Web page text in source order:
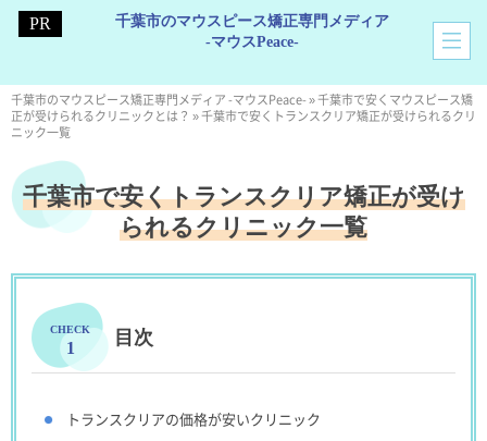
千葉市のマウスピース矯正専門メディア
-マウスPeace-
千葉市のマウスピース矯正専門メディア -マウスPeace-»千葉市で安くマウスピース矯
正が受けられるクリニックとは？ »千葉市で安くトランスクリア矯正が受けられるクリ
ニック一覧
千葉市で安くトランスクリア矯正が受け
られるクリニック一覧
目次
トランスクリアの価格が安いクリニック